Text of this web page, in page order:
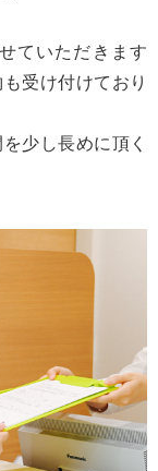
ていただきます
受け付けており
少し長めに頂く